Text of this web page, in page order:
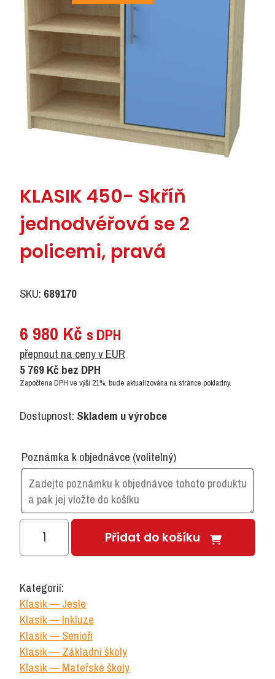
KLASIK 450- Skříň
jednodvéřová se 2
policemi, pravá
SKU: 689170
6 980 Kč s DPH
přepnout na ceny v EUR
5 769Kč bez DPH
Započtena DPH ve výši 21%, bude aktualizována na stránce pokladny.
Dostupnost: Skladem u výrobce
Poznámka k objednávce (volitelný)
KLASIK
450-
jednodvéřová
se
2
policemi,
pravá
množství
Přidat do košíku
Kategorií:
Klasik — Jesle
Klasik — Inkluze
Klasik — Senioři
Klasik — Základní školy
Klasik — Mateřské školy